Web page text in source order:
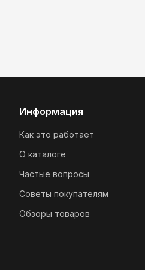
Информация
Как это работает
О каталоге
Частые вопросы
Советы покупателям
Обзоры товаров